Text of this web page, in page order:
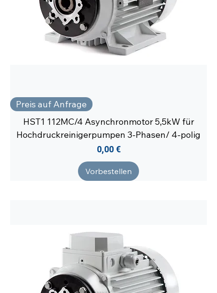
Preis auf Anfrage
HST1 112MC/4 Asynchronmotor 5,5kW für
Hochdruckreinigerpumpen 3-Phasen/ 4-polig
Preis
0,00 €
Vorbestellen